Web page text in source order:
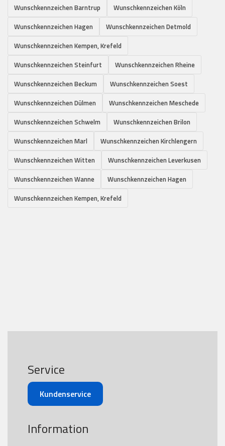
Wunschkennzeichen Barntrup
Wunschkennzeichen Köln
Wunschkennzeichen Hagen
Wunschkennzeichen Detmold
Wunschkennzeichen Kempen, Krefeld
Wunschkennzeichen Steinfurt
Wunschkennzeichen Rheine
Wunschkennzeichen Beckum
Wunschkennzeichen Soest
Wunschkennzeichen Dülmen
Wunschkennzeichen Meschede
Wunschkennzeichen Schwelm
Wunschkennzeichen Brilon
Wunschkennzeichen Marl
Wunschkennzeichen Kirchlengern
Wunschkennzeichen Witten
Wunschkennzeichen Leverkusen
Wunschkennzeichen Wanne
Wunschkennzeichen Hagen
Wunschkennzeichen Kempen, Krefeld
Service
Kundenservice
Information